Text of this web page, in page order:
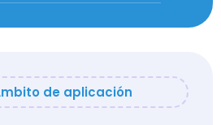
de aplicación